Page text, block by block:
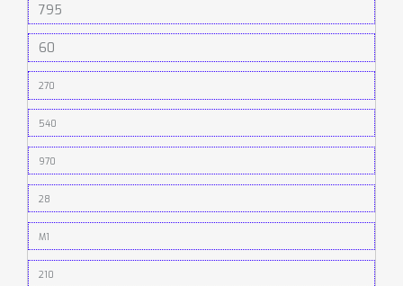
795
60
270
540
970
28
M1
210